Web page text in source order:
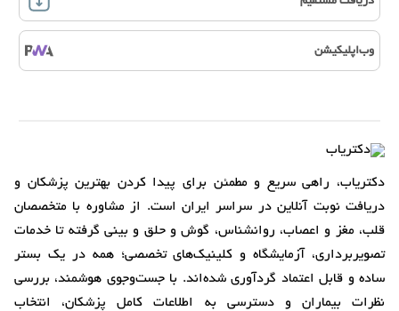
وب‌اپلیکیشن
دکتریاب، راهی سریع و مطمئن برای پیدا کردن بهترین پزشکان و
دریافت نوبت آنلاین در سراسر ایران است. از مشاوره با متخصصان
قلب، مغز و اعصاب، روانشناس، گوش و حلق و بینی گرفته تا خدمات
تصویربرداری، آزمایشگاه و کلینیک‌های تخصصی؛ همه در یک بستر
ساده و قابل اعتماد گردآوری شده‌اند. با جست‌وجوی هوشمند، بررسی
نظرات بیماران و دسترسی به اطلاعات کامل پزشکان، انتخاب